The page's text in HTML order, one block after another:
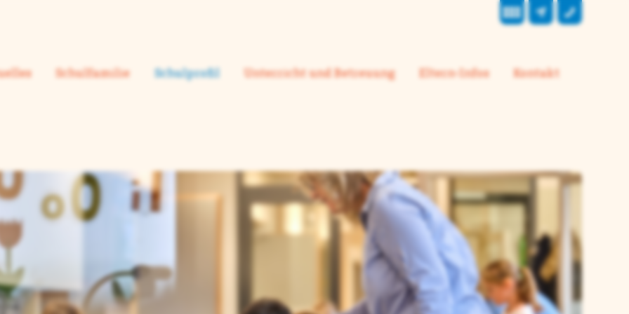
Schulfamilie Schulprofil Unterricht und Betreuung Eltern-Infos Kontakt